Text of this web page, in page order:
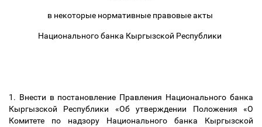
в некоторые нормативные правовые акты
Национального банка Кыргызской Республики
1. Внести в постановление Правления Национального банка
Кыргызской Республики «Об утверждении Положения «О
Комитете по надзору Национального банка Кыргызской